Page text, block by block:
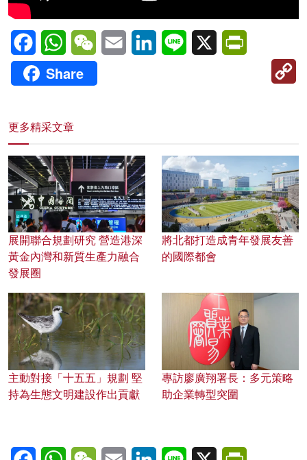
FacebookWhatsAppWeChatEmail LinkedInLine X
Share
更多精采文章
展開聯合規劃研究 營造港深
黃金內灣和新質生產力融合
發展圈
將北都打造成青年發展友善
的國際都會
主動對接「十五五」規劃 堅
持為生態文明建設作出貢獻
專訪廖廣翔署長：多元策略
助企業轉型突圍
FacebookWhatsAppWeChatEmail LinkedInLine X